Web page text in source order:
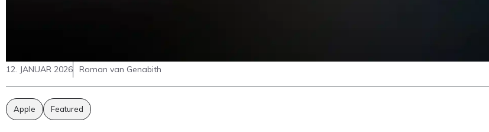
12. JANUAR 2026 Roman van Genabith
Apple Featured